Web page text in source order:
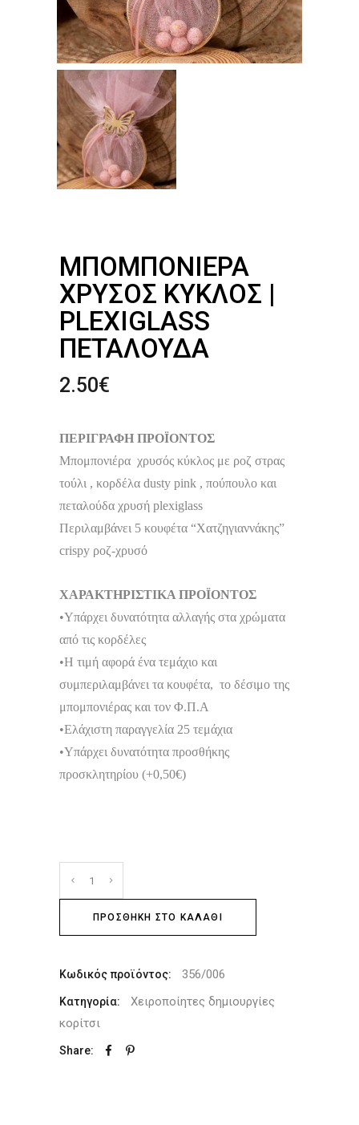
ΜΠΟΜΠΟΝΙΈΡΑ
ΧΡΥΣΌΣ ΚΎΚΛΟΣ |
PLEXIGLASS
ΠΕΤΑΛΟΎΔΑ
2.50€
ΠΕΡΙΓΡΑΦΗ ΠΡΟΪΟΝΤΟΣ
Μπομπονιέρα χρυσός κύκλος με ροζ στρας
τούλι , κορδέλα dusty pink , πούπουλο και
πεταλούδα χρυσή plexiglass
Περιλαμβάνει 5 κουφέτα “Χατζηγιαννάκης”
crispy ροζ-χρυσό
ΧΑΡΑΚΤΗΡΙΣΤΙΚΑ ΠΡΟΪΟΝΤΟΣ
•Υπάρχει δυνατότητα αλλαγής στα χρώματα
από τις κορδέλες
•Η τιμή αφορά ένα τεμάχιο και
συμπεριλαμβάνει τα κουφέτα, το δέσιμο της
μπομπονιέρας και τον Φ.Π.Α
•Ελάχιστη παραγγελία 25 τεμάχια
•Υπάρχει δυνατότητα προσθήκης
προσκλητηρίου (+0,50€)
ΠΡΟΣΘΉΚΗ ΣΤΟ ΚΑΛΆΘΙ
Κωδικός προϊόντος: 356/006
Κατηγορία:
Χειροποίητες δημιουργίες
κορίτσι
Share: